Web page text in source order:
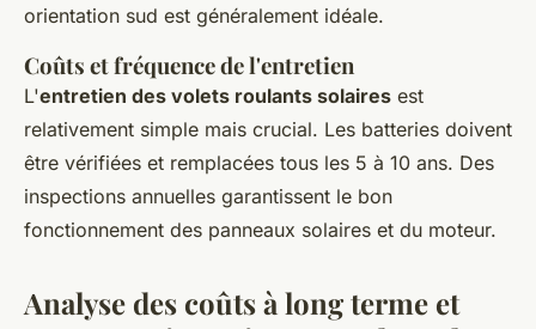
orientation sud est généralement idéale.
Coûts et fréquence de l'entretien
L'entretien des volets roulants solaires est
relativement simple mais crucial. Les batteries doivent
être vérifiées et remplacées tous les 5 à 10 ans. Des
inspections annuelles garantissent le bon
fonctionnement des panneaux solaires et du moteur.
Analyse des coûts à long terme et